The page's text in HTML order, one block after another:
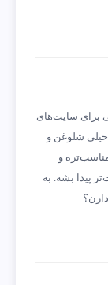
برای سایت‌های
شلوغن و
و
پیدا بشه. به